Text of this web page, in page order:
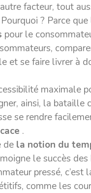
facteur, tout
Pourquoi ? Parce
pour le
et se faire livrer à
maximale
ainsi, la bataille
se rendre
.
de la notion du
le succès
pressé, c’est
comme les